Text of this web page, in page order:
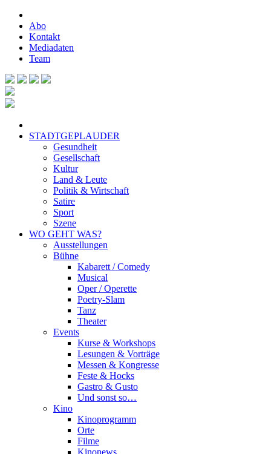
Abo
Kontakt
Mediadaten
Team
STADTGEPLAUDER
Gesundheit
Gesellschaft
Kultur
Land & Leute
Politik & Wirtschaft
Satire
Sport
Szene
WO GEHT WAS?
Ausstellungen
Bühne
Kabarett / Comedy
Musical
Oper / Operette
Poetry-Slam
Tanz
Theater
Events
Kurse & Workshops
Lesungen & Vorträge
Messen & Kongresse
Feste & Hocks
Gastro & Gusto
Und sonst so…
Kino
Kinoprogramm
Orte
Filme
Kinonews